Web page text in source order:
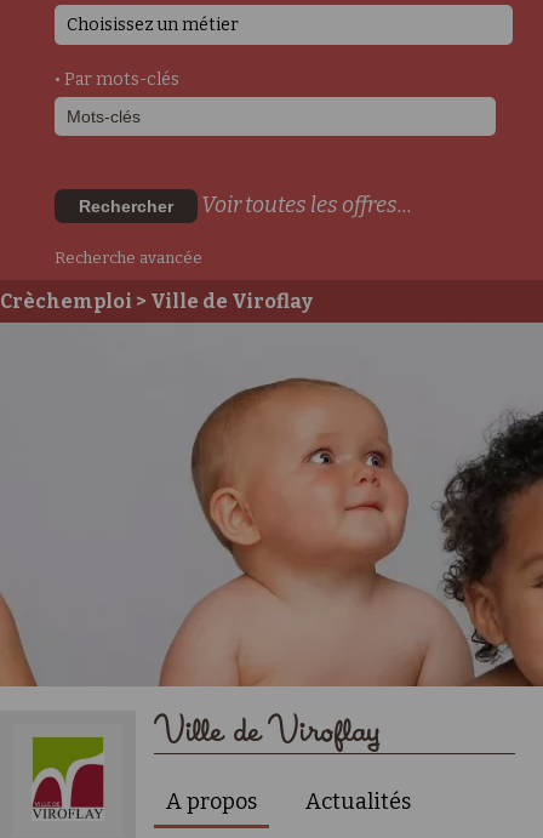
Choisissez un métier
• Par mots-clés
Rechercher Voir toutes les offres...
Recherche avancée
Crèchemploi > Ville de Viroflay
Ville de Viroflay
A propos
Actualités